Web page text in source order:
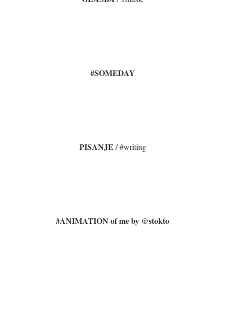
#SOMEDAY
PISANJE / #writing
#ANIMATION of me by @stokto